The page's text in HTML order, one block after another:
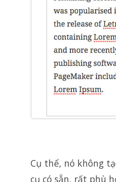
Cụ thể, nó không
cụ có sẵn, rất phù